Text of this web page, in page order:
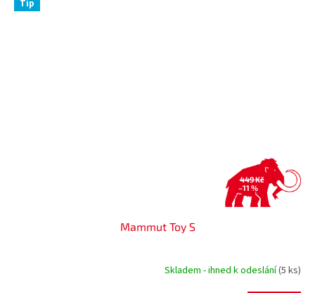
Tip
449 Kč
–11 %
Mammut Toy S
Skladem - ihned k odeslání(5 ks)